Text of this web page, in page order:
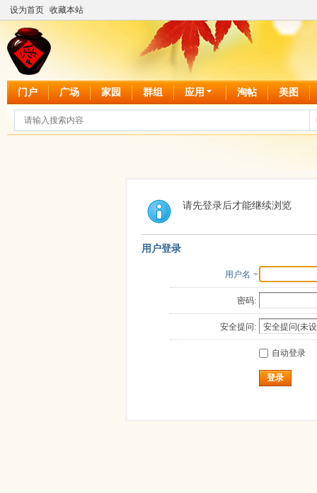
设为首页 收藏本站
门户 广场 家园 群组 应用 淘帖 美图
请先登录后才能继续浏览
用户登录
用户名
密码:
安全提问:
自动登录
登录